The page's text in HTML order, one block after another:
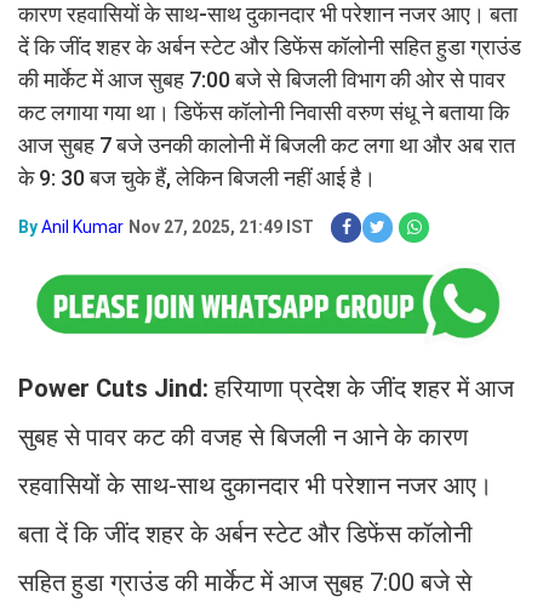
कारण रहवासियों के साथ-साथ दुकानदार भी परेशान नजर आए। बता
दें कि जींद शहर के अर्बन स्टेट और डिफेंस कॉलोनी सहित हुडा ग्राउंड
की मार्केट में आज सुबह 7:00 बजे से बिजली विभाग की ओर से पावर
कट लगाया गया था। डिफेंस कॉलोनी निवासी वरुण संधू ने बताया कि
आज सुबह 7 बजे उनकी कालोनी में बिजली कट लगा था और अब रात
के 9: 30 बज चुके हैं, लेकिन बिजली नहीं आई है।
ByAnil Kumar Nov 27, 2025, 21:49 IST
Power Cuts Jind: हरियाणा प्रदेश के जींद शहर में आज
सुबह से पावर कट की वजह से बिजली न आने के कारण
रहवासियों के साथ-साथ दुकानदार भी परेशान नजर आए।
बता दें कि जींद शहर के अर्बन स्टेट और डिफेंस कॉलोनी
सहित हुडा ग्राउंड की मार्केट में आज सुबह 7:00 बजे से